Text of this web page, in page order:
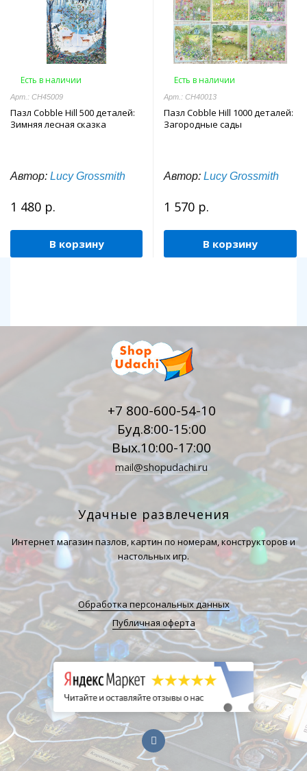
Есть в наличии
Арт.: CH45009
Пазл Cobble Hill 500 деталей:
Зимняя лесная сказка
Автор: Lucy Grossmith
1 480 р.
В корзину
Есть в наличии
Арт.: CH40013
Пазл Cobble Hill 1000 деталей:
Загородные сады
Автор: Lucy Grossmith
1 570 р.
В корзину
+7 800-600-54-10
Буд.8:00-15:00
Вых.10:00-17:00
mail@shopudachi.ru
Удачные развлечения
Интернет магазин пазлов, картин по номерам, конструкторов и
настольных игр.
Обработка персональных данных
Публичная оферта